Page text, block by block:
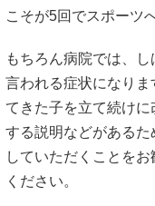
こそが5回でスポーツ
もちろん病院では、
言われる症状になり
てきた子を立て続け
する説明などがある
していただくことを
ください。